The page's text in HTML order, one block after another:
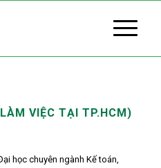
VIỆC TẠI TP.HCM)
học chuyên ngành Kế toán,